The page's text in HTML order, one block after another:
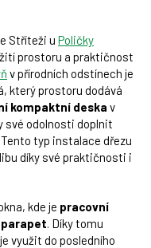
Stříteži u Poličky
prostoru a praktičnost
v přírodních odstínech je
který prostoru dodává
kompaktní deska v
své odolnosti doplnit
Tento typ instalace dřezu
díky své praktičnosti i
kde je pracovní
parapet. Díky tomu
využit do posledního